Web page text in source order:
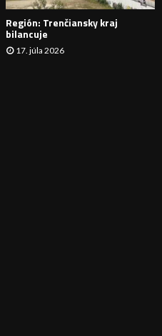
E
Región: Trenčiansky kraj
bilancuje
17. júla 2026